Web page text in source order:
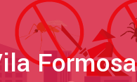
Formosa